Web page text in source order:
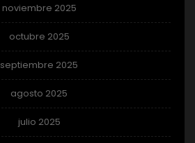
noviembre 2025
octubre 2025
septiembre 2025
agosto 2025
julio 2025